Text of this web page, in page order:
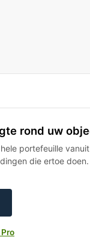
rond uw
portefeuille
die ertoe doen.